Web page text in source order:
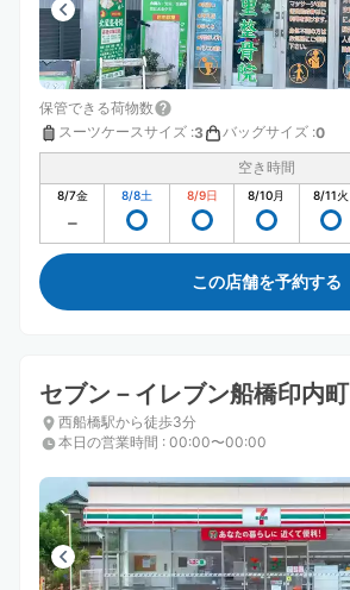
保管できる荷物数
スーツケースサイズ :3 バッグサイズ :0
空き時間
8/7金 8/8土 8/9日 8/10月 8/11火
この店舗を予約する
セブン－イレブン船橋印内町
西船橋駅から徒歩3分
本日の営業時間 : 00:00〜00:00